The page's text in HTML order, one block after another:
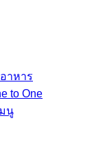
าหาร
to One
นู